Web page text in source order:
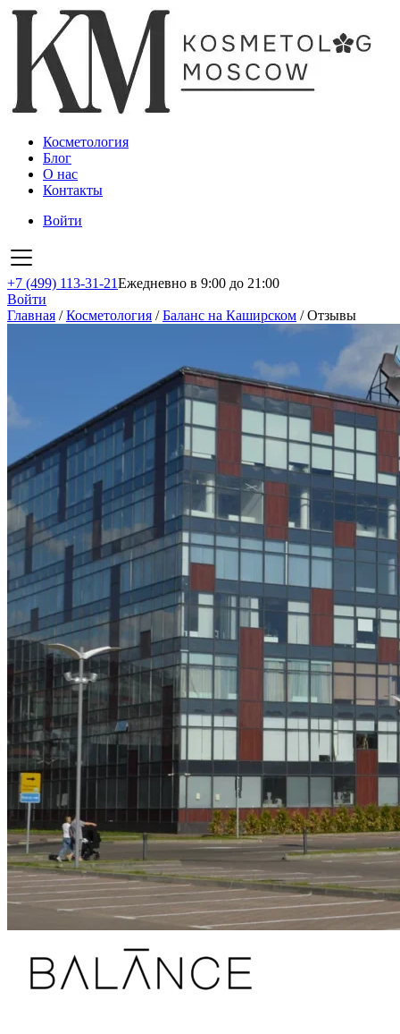
Косметология
Блог
О нас
Контакты
Войти
+7 (499) 113-31-21Ежедневно в 9:00 до 21:00
Войти
Главная /Косметология /Баланс на Каширском /Отзывы